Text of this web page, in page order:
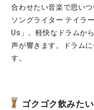
合わせたい音楽で思い
ソングライター テイラ
Us」。軽快なドラムか
声が響きます。ドラム
す。
ゴクゴク飲みた